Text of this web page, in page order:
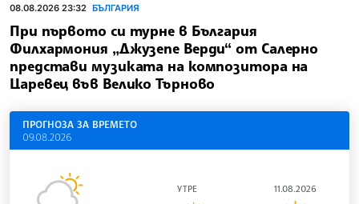
08.08.2026 23:32 БЪЛГАРИЯ
При първото си турне в България
Филхармония „Джузепе Верди“ от Салерно
представи музиката на композитора на
Царевец във Велико Търново
ПРОГНОЗА ЗА ВРЕМЕТО
09.08.2026
УТРЕ 11.08.2026